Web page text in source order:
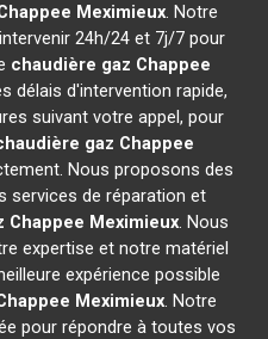
Meximieux. Notre
24h/24 et 7j/7 pour
chaudière gaz Chappee
délais d'intervention rapide,
suivant votre appel, pour
gaz Chappee
Nous proposons des
de réparation et
Chappee Meximieux. Nous
expertise et notre matériel
expérience possible
Meximieux. Notre
pour répondre à toutes vos